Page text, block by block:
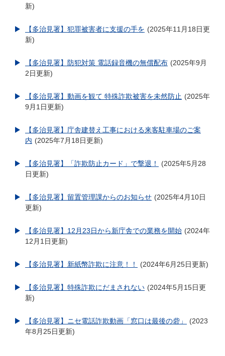
新
【多治見署】犯罪被害者に支援の手を
2025年11月18日更
新
【多治見署】防犯対策 電話録音機の無償配布
2025年9月
2日更新
【多治見署】動画を観て 特殊詐欺被害を未然防止
2025年
9月1日更新
【多治見署】庁舎建替え工事における来客駐車場のご案
内
2025年7月18日更新
【多治見署】「詐欺防止カード」で撃退！
2025年5月28
日更新
【多治見署】留置管理課からのお知らせ
2025年4月10日
更新
【多治見署】12月23日から新庁舎での業務を開始
2024年
12月1日更新
【多治見署】新紙幣詐欺に注意！！ 2024年6月25日更新
【多治見署】特殊詐欺にだまされない
2024年5月15日更
新
【多治見署】ニセ電話詐欺動画「窓口は最後の砦」
2023
年8月25日更新